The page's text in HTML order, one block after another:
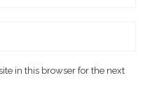
in this browser for the next